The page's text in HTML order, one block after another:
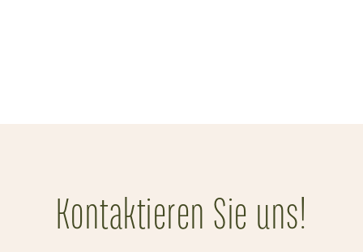
Kontaktieren Sie uns!